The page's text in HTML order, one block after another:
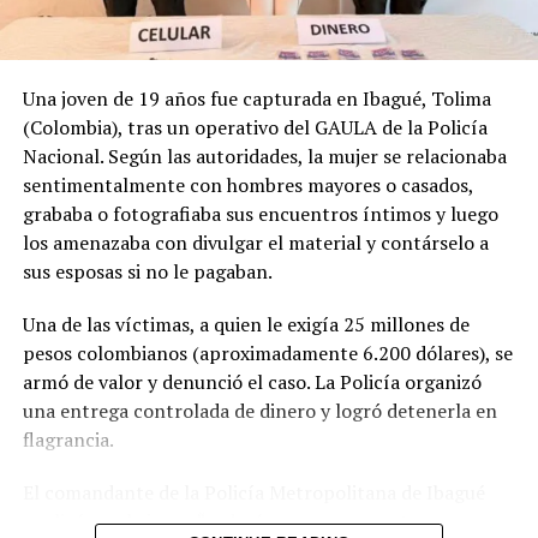
RELATED TOPICS:
ASALTO A MANO ARMADA
UP NEXT
Rastra vuelca en curva del Papaturro
DON'T MISS
Así reaccionó Vozinha al conocer que jugará contra
Messi
Una joven de 19 años fue capturada en Ibagué, Tolima
(Colombia), tras un operativo del GAULA de la Policía
Nacional. Según las autoridades, la mujer se relacionaba
sentimentalmente con hombres mayores o casados,
grababa o fotografiaba sus encuentros íntimos y luego
los amenazaba con divulgar el material y contárselo a
sus esposas si no le pagaban.
Una de las víctimas, a quien le exigía 25 millones de
pesos colombianos (aproximadamente 6.200 dólares), se
armó de valor y denunció el caso. La Policía organizó
una entrega controlada de dinero y logró detenerla en
flagrancia.
explicó que la joven “seducía con sus encantos a